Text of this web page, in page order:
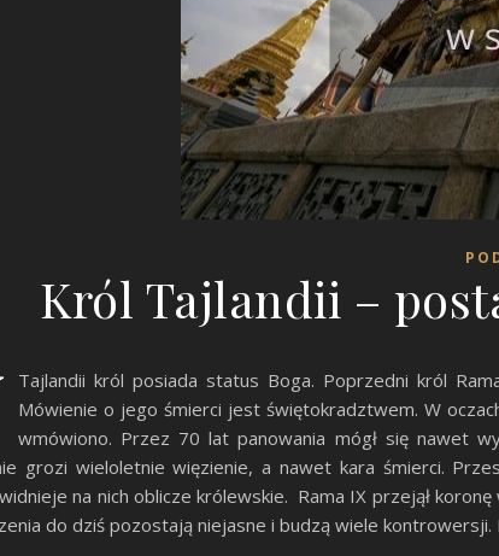
Król Tajlandii –
Tajlandii król posiada status Boga. Poprzedni król
Mówienie o jego śmierci jest świętokradztwem. W
wmówiono. Przez 70 lat panowania mógł się nawet
grozi wieloletnie więzienie, a nawet kara śmierci.
na nich oblicze królewskie. Rama IX przejął
do dziś pozostają niejasne i budzą wiele kontrowersji.